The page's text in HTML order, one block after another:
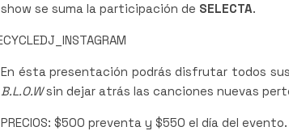
show se suma la participación de SELECTA.
En ésta presentación podrás disfrutar todos
B.L.O.Wsin dejar atrás las canciones nuevas
PRECIOS: $500 preventa y $550 el día del evento.